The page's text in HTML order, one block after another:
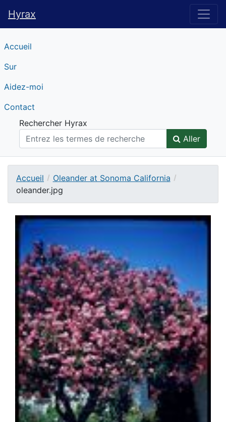
Hyrax
Hyrax
Accueil
Sur
Aidez-moi
Contact
Rechercher Hyrax
Aller
Accueil
Oleander at Sonoma California
oleander.jpg
Contenu téléchargeable